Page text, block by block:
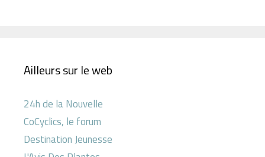
Ailleurs sur le web
24h de la Nouvelle
CoCyclics, le forum
Destination Jeunesse